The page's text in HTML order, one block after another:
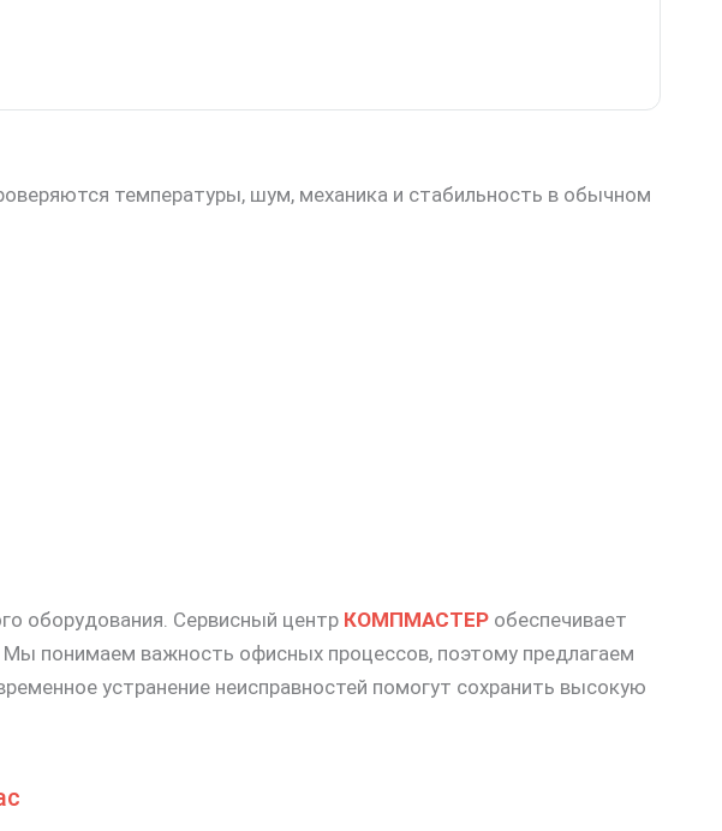
температуры, шум, механика и стабильность в обычном
оборудования. Сервисный центр КОМПМАСТЕР обеспечивает
Мы понимаем важность офисных процессов, поэтому предлагаем
устранение неисправностей помогут сохранить высокую